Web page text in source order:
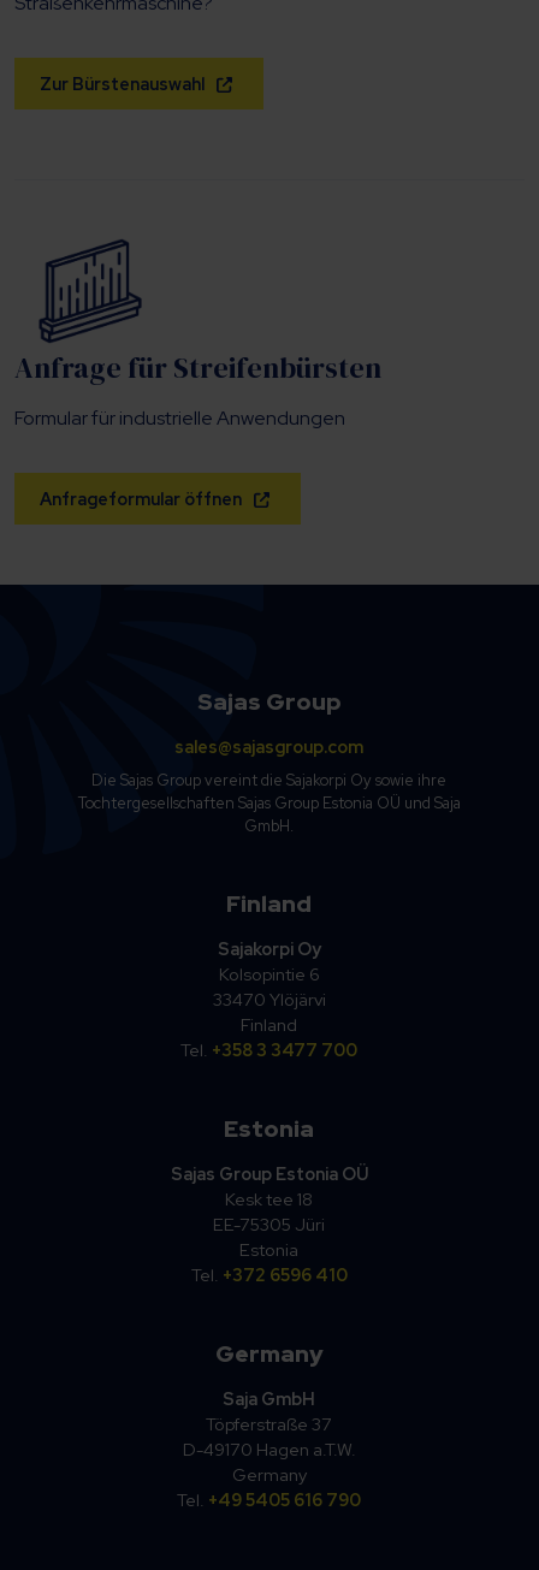
Zur Bürstenauswahl
Anfrage für Streifenbürsten
Formular für industrielle Anwendungen
Anfrageformular öffnen
Sajas Group
sales@sajasgroup.com
Die Sajas Group vereint die Sajakorpi Oy sowie ihre
Tochtergesellschaften Sajas Group Estonia OÜ und Saja
GmbH.
Finland
Sajakorpi Oy
Kolsopintie 6
33470 Ylöjärvi
Finland
Tel. +358 3 3477 700
Estonia
Sajas Group Estonia OÜ
Kesk tee 18
EE-75305 Jüri
Estonia
Tel. +372 6596 410
Germany
Saja GmbH
Töpferstraße 37
D-49170 Hagen a.T.W.
Germany
Tel. +49 5405 616 790